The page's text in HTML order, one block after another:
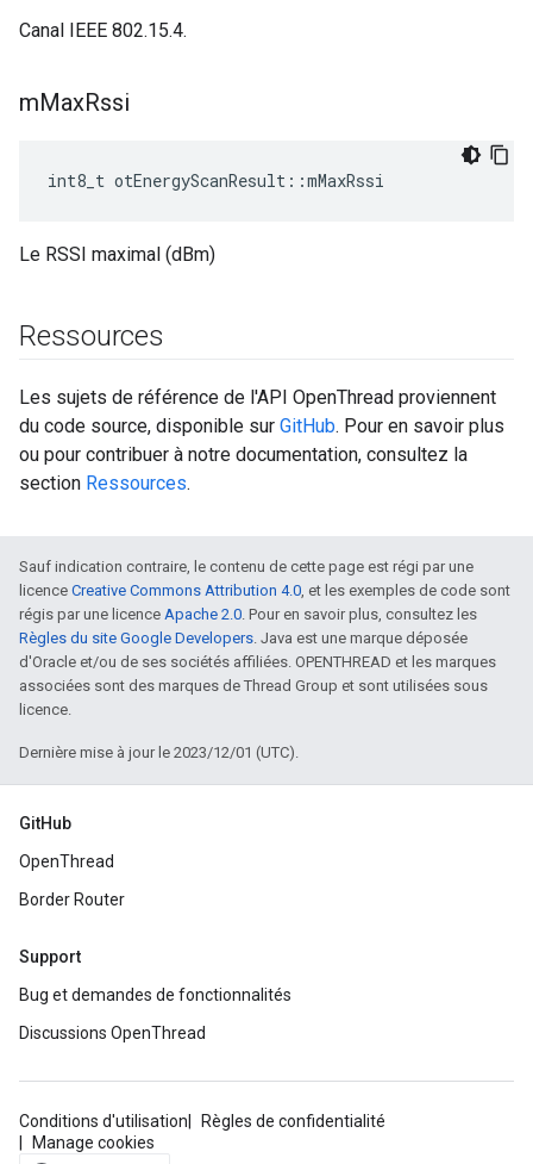
Canal IEEE 802.15.4.
mMaxRssi
int8_t otEnergyScanResult ::mMaxRssi
Le RSSI maximal (dBm)
Ressources
Les sujets de référence de l'API OpenThread proviennent
du code source, disponible sur GitHub. Pour en savoir plus
ou pour contribuer à notre documentation, consultez la
section Ressources.
Sauf indication contraire, le contenu de cette page est régi par une
licence Creative Commons Attribution 4.0, et les exemples de code sont
régis par une licence Apache 2.0. Pour en savoir plus, consultez les
Règles du site Google Developers. Java est une marque déposée
d'Oracle et/ou de ses sociétés affiliées. OPENTHREAD et les marques
associées sont des marques de Thread Group et sont utilisées sous
licence.
Dernière mise à jour le 2023/12/01 (UTC).
GitHub
OpenThread
Border Router
Support
Bug et demandes de fonctionnalités
Discussions OpenThread
Conditions d'utilisation
Règles de confidentialité
Manage cookies